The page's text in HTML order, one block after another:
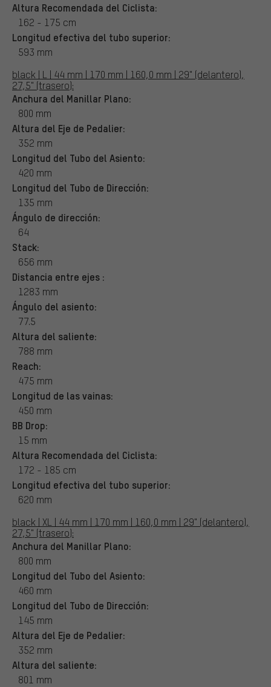
Altura Recomendada del Ciclista:
162 - 175 cm
Longitud efectiva del tubo superior:
593 mm
black | L | 44 mm | 170 mm | 160,0 mm | 29" (delantero),
27,5" (trasero):
Anchura del Manillar Plano:
800 mm
Altura del Eje de Pedalier:
352 mm
Longitud del Tubo del Asiento:
420 mm
Longitud del Tubo de Dirección:
135 mm
Ángulo de dirección:
64
Stack:
656 mm
Distancia entre ejes :
1283 mm
Ángulo del asiento:
77.5
Altura del saliente:
788 mm
Reach:
475 mm
Longitud de las vainas:
450 mm
BB Drop:
15 mm
Altura Recomendada del Ciclista:
172 - 185 cm
Longitud efectiva del tubo superior:
620 mm
black | XL | 44 mm | 170 mm | 160,0 mm | 29" (delantero),
27,5" (trasero):
Anchura del Manillar Plano:
800 mm
Longitud del Tubo del Asiento:
460 mm
Longitud del Tubo de Dirección:
145 mm
Altura del Eje de Pedalier:
352 mm
Altura del saliente:
801 mm